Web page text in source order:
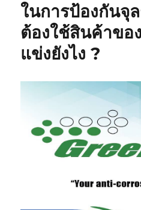
ในการป้องกันจุ
ต้องใช้สินค้าขอ
แข่งยังไง ?